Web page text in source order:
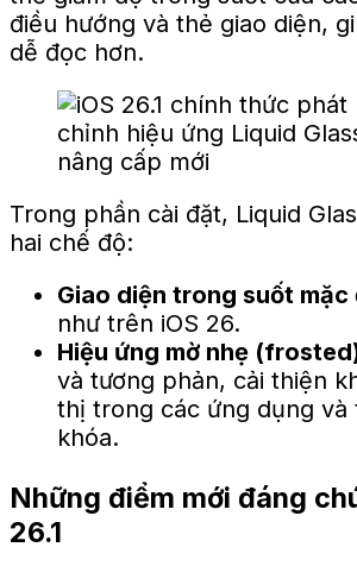
điều hướng và thẻ giao diện,
dễ đọc hơn.
Trong phần cài đặt, Liquid
hai chế độ:
Giao diện trong suốt mặc
như trên iOS 26.
Hiệu ứng mờ nhẹ
và tương phản, cải thiện
thị trong các ứng dụng và
khóa.
Những điểm mới đáng
26.1